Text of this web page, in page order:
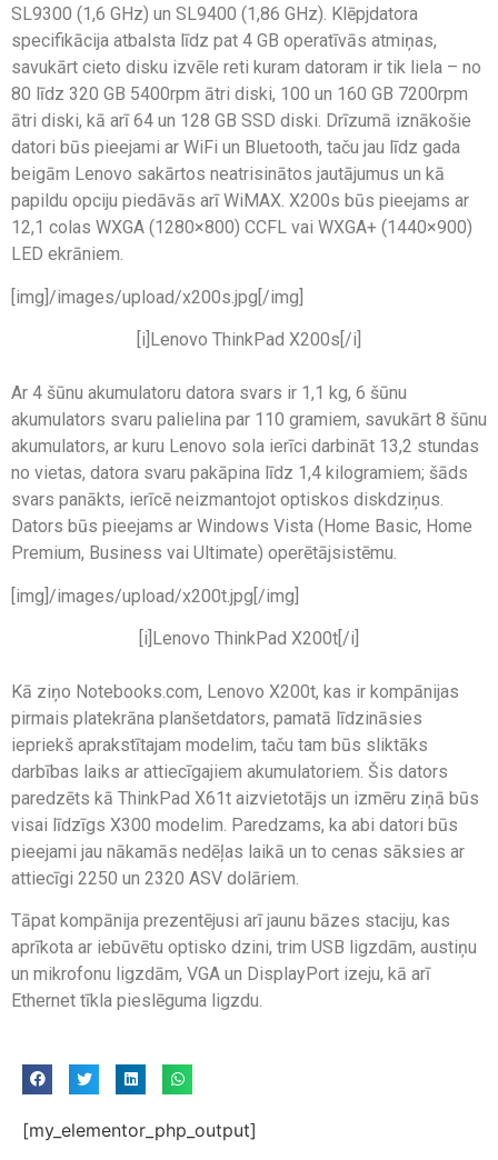
SL9300 (1,6 GHz) un SL9400 (1,86 GHz). Klēpjdatora
specifikācija atbalsta līdz pat 4 GB operatīvās atmiņas,
savukārt cieto disku izvēle reti kuram datoram ir tik liela – no
80 līdz 320 GB 5400rpm ātri diski, 100 un 160 GB 7200rpm
ātri diski, kā arī 64 un 128 GB SSD diski. Drīzumā iznākošie
datori būs pieejami ar WiFi un Bluetooth, taču jau līdz gada
beigām Lenovo sakārtos neatrisinātos jautājumus un kā
papildu opciju piedāvās arī WiMAX. X200s būs pieejams ar
12,1 colas WXGA (1280×800) CCFL vai WXGA+ (1440×900)
LED ekrāniem.
[img]/images/upload/x200s.jpg[/img]
[i]Lenovo ThinkPad X200s[/i]
Ar 4 šūnu akumulatoru datora svars ir 1,1 kg, 6 šūnu
akumulators svaru palielina par 110 gramiem, savukārt 8 šūnu
akumulators, ar kuru Lenovo sola ierīci darbināt 13,2 stundas
no vietas, datora svaru pakāpina līdz 1,4 kilogramiem; šāds
svars panākts, ierīcē neizmantojot optiskos diskdziņus.
Dators būs pieejams ar Windows Vista (Home Basic, Home
Premium, Business vai Ultimate) operētājsistēmu.
[img]/images/upload/x200t.jpg[/img]
[i]Lenovo ThinkPad X200t[/i]
Kā ziņo Notebooks.com, Lenovo X200t, kas ir kompānijas
pirmais platekrāna planšetdators, pamatā līdzināsies
iepriekš aprakstītajam modelim, taču tam būs sliktāks
darbības laiks ar attiecīgajiem akumulatoriem. Šis dators
paredzēts kā ThinkPad X61t aizvietotājs un izmēru ziņā būs
visai līdzīgs X300 modelim. Paredzams, ka abi datori būs
pieejami jau nākamās nedēļas laikā un to cenas sāksies ar
attiecīgi 2250 un 2320 ASV dolāriem.
Tāpat kompānija prezentējusi arī jaunu bāzes staciju, kas
aprīkota ar iebūvētu optisko dzini, trim USB ligzdām, austiņu
un mikrofonu ligzdām, VGA un DisplayPort izeju, kā arī
Ethernet tīkla pieslēguma ligzdu.
[my_elementor_php_output]